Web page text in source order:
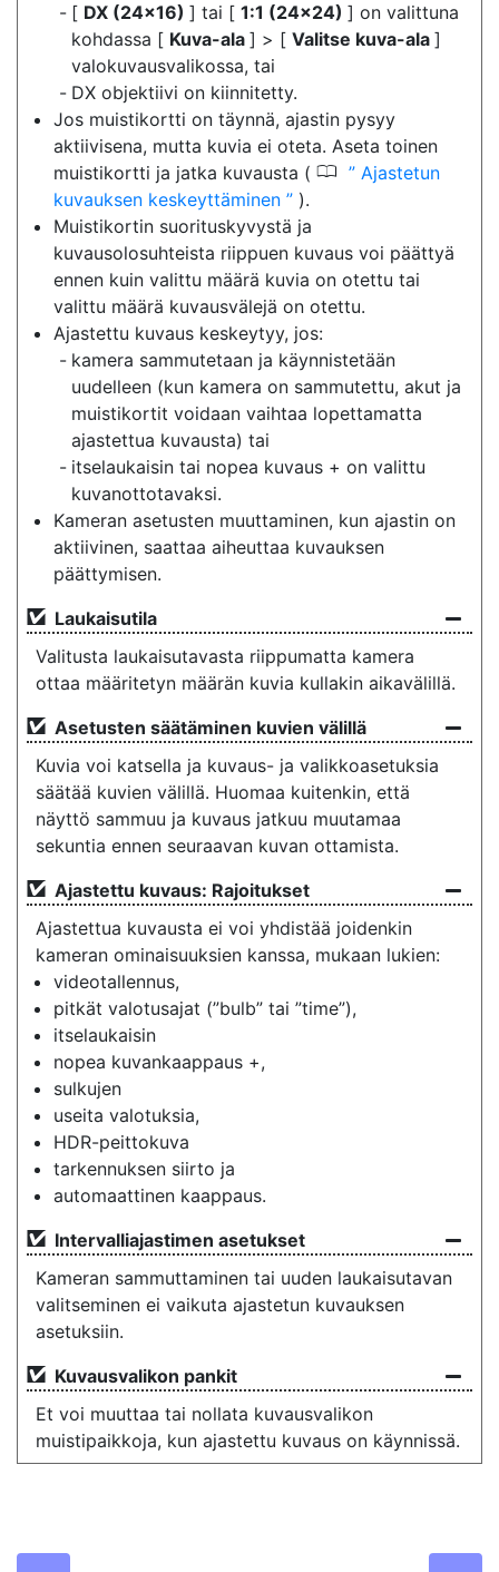
[ DX (24×16) ] tai [ 1:1 (24×24) ] on valittuna
kohdassa [ Kuva-ala ] > [ Valitse kuva-ala ]
valokuvausvalikossa, tai
DX objektiivi on kiinnitetty.
Jos muistikortti on täynnä, ajastin pysyy
aktiivisena, mutta kuvia ei oteta. Aseta toinen
muistikortti ja jatka kuvausta ( 0
Ajastetun
kuvauksen keskeyttäminen
).
Muistikortin suorituskyvystä ja
kuvausolosuhteista riippuen kuvaus voi päättyä
ennen kuin valittu määrä kuvia on otettu tai
valittu määrä kuvausvälejä on otettu.
Ajastettu kuvaus keskeytyy, jos:
kamera sammutetaan ja käynnistetään
uudelleen (kun kamera on sammutettu, akut ja
muistikortit voidaan vaihtaa lopettamatta
ajastettua kuvausta) tai
itselaukaisin tai nopea kuvaus + on valittu
kuvanottotavaksi.
Kameran asetusten muuttaminen, kun ajastin on
aktiivinen, saattaa aiheuttaa kuvauksen
päättymisen.
Laukaisutila
Valitusta laukaisutavasta riippumatta kamera
ottaa määritetyn määrän kuvia kullakin aikavälillä.
Asetusten säätäminen kuvien välillä
Kuvia voi katsella ja kuvaus- ja valikkoasetuksia
säätää kuvien välillä. Huomaa kuitenkin, että
näyttö sammuu ja kuvaus jatkuu muutamaa
sekuntia ennen seuraavan kuvan ottamista.
Ajastettu kuvaus: Rajoitukset
Ajastettua kuvausta ei voi yhdistää joidenkin
kameran ominaisuuksien kanssa, mukaan lukien:
videotallennus,
pitkät valotusajat (”bulb” tai ”time”),
itselaukaisin
nopea kuvankaappaus +,
sulkujen
useita valotuksia,
HDR-peittokuva
tarkennuksen siirto ja
automaattinen kaappaus.
Intervalliajastimen asetukset
Kameran sammuttaminen tai uuden laukaisutavan
valitseminen ei vaikuta ajastetun kuvauksen
asetuksiin.
Kuvausvalikon pankit
Et voi muuttaa tai nollata kuvausvalikon
muistipaikkoja, kun ajastettu kuvaus on käynnissä.